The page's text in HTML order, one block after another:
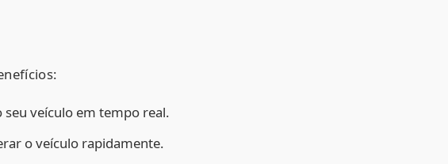
veículo em tempo real.
o veículo rapidamente.